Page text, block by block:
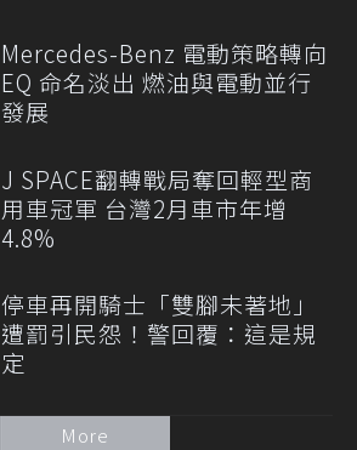
Mercedes-Benz 電動策略轉向
EQ 命名淡出 燃油與電動並行
發展
J SPACE翻轉戰局奪回輕型商
用車冠軍 台灣2月車市年增
4.8%
停車再開騎士「雙腳未著地」
遭罰引民怨！警回覆：這是規
定
More